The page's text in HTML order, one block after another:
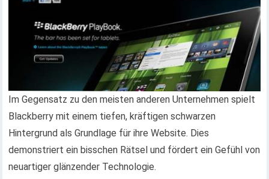
Im Gegensatz zu den meisten anderen Unternehmen spielt
Blackberry mit einem tiefen, kräftigen schwarzen
Hintergrund als Grundlage für ihre Website. Dies
demonstriert ein bisschen Rätsel und fördert ein Gefühl von
neuartiger glänzender Technologie.